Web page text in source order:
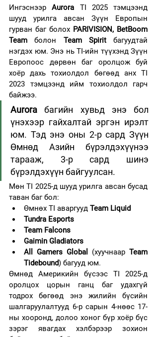
Ингэснээр Aurora TI 2025 тэмцээнд
шууд урилга авсан Зүүн Европын
гурван баг болох PARIVISION, BetBoom
Team болон Team Spirit багуудтай
нэгдэх юм. Энэ нь TI-ийн түүхэнд Зүүн
Европоос дөрвөн баг оролцож буй
хоёр дахь тохиолдол бөгөөд анх TI
2023 тэмцээнд ийм тохиолдол гарч
байжээ.
Aurora багийн хувьд энэ бол
үнэхээр гайхалтай эргэн ирэлт
юм. Тэд энэ оны 2-р сард Зүүн
Өмнөд Азийн бүрэлдэхүүнээ
тарааж, 3-р сард шинэ
бүрэлдэхүүн байгуулсан.
Мөн TI 2025-д шууд урилга авсан бусад
таван баг бол:
Өмнөх TI аваргууд Team Liquid
Tundra Esports
Team Falcons
Gaimin Gladiators
All Gamers Global (хуучнаар Team
Tidebound) багууд юм.
Өмнөд Америкийн бүсээс TI 2025-д
оролцох цорын ганц баг удахгүй
тодрох бөгөөд энэ жилийн бүсийн
шалгаруулалтууд 6-р сарын 4-нөөс 17-
ны хооронд, долоо хоног бүр хоёр бүс
зэрэг явагдах хэлбэрээр зохион